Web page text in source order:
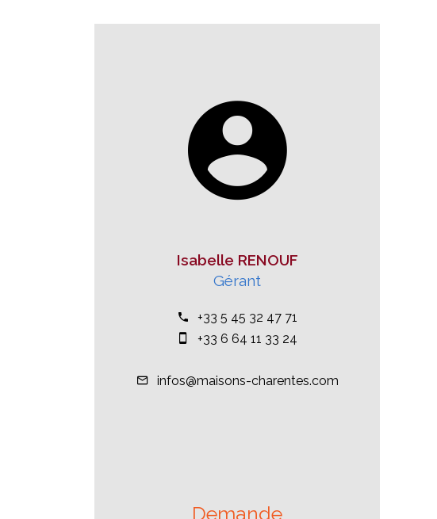
Isabelle RENOUF
Gérant
+33 5 45 32 47 71
+33 6 64 11 33 24
infos@maisons-charentes.com
Demande